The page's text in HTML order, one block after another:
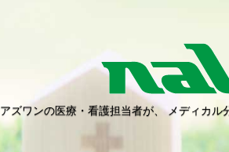
アズワンの医療・看護担当者が、 メディカル